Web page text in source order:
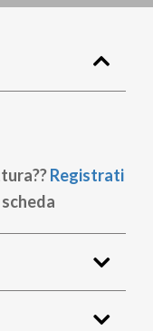
Registrati